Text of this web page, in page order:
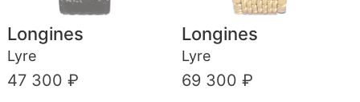
Longines
Lyre
47 300 ₽
Longines
Lyre
69 300 ₽